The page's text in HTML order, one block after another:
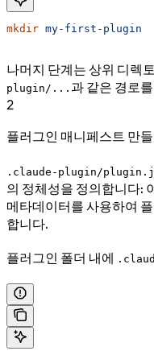
mkdir my-first-plugin
나머지 단계는 상위 디렉
plugin/... 과 같은 경로
2
플러그인 매니페스트 만
.claude-plugin/
의 정체성을 정의합니다:
메타데이터를 사용하여
합니다.
플러그인 폴더 내에